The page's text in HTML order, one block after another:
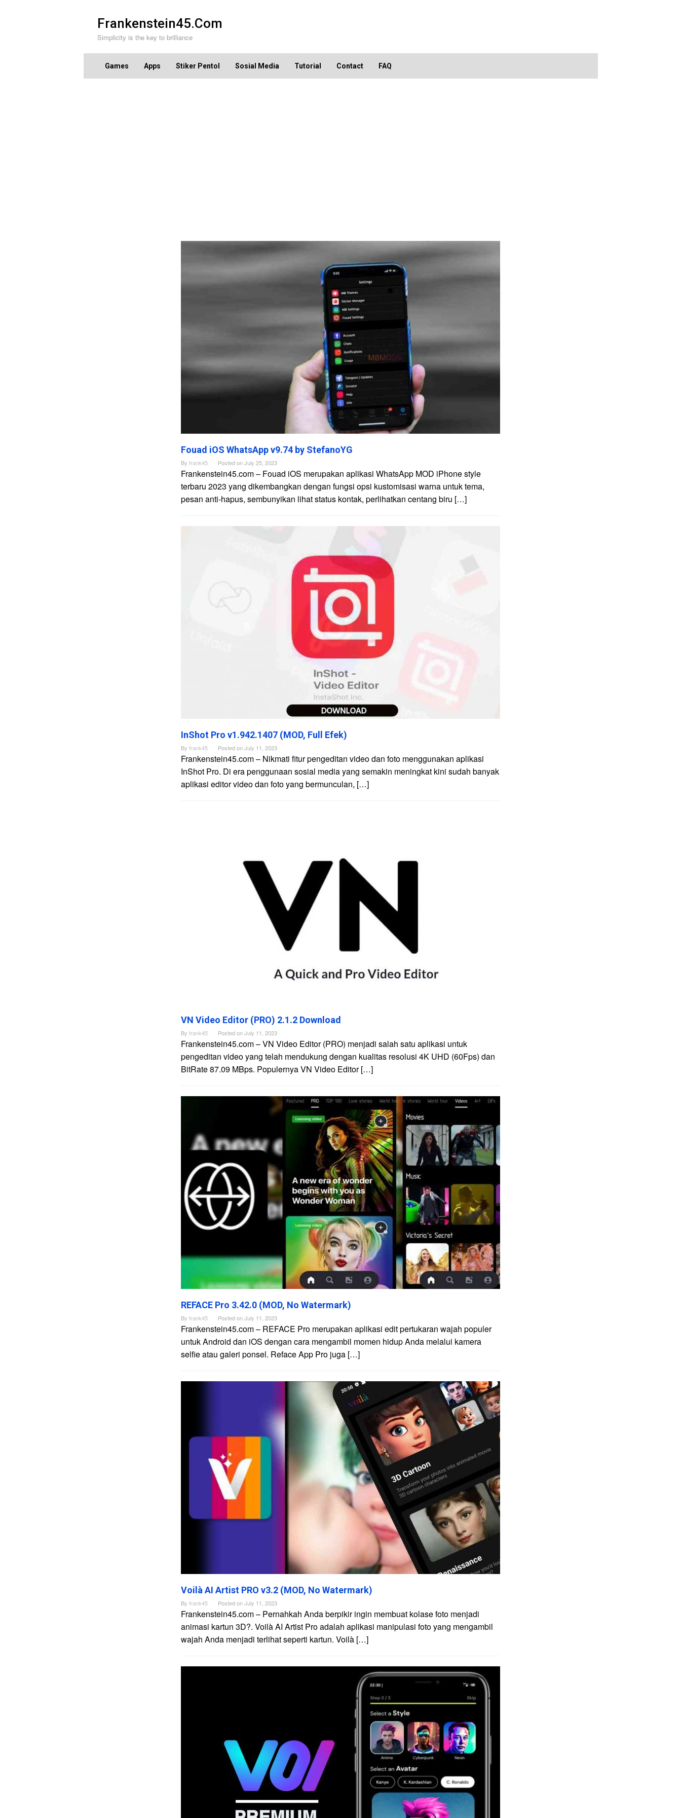
content
Frankenstein45.Com
Simplicity is the key to brilliance
Games Apps Stiker Pentol Sosial Media Tutorial Contact FAQ
Frankenstein45.Com
Fouad iOS WhatsApp v9.74 by StefanoYG
By frank45 Posted onJuly 25, 2023
Frankenstein45.com – Fouad iOS merupakan aplikasi WhatsApp MOD iPhone style
terbaru 2023 yang dikembangkan dengan fungsi opsi kustomisasi warna untuk tema,
pesan anti-hapus, sembunyikan lihat status kontak, perlihatkan centang biru […]
InShot Pro v1.942.1407 (MOD, Full Efek)
By frank45 Posted onJuly 11, 2023
Frankenstein45.com – Nikmati fitur pengeditan video dan foto menggunakan aplikasi
InShot Pro. Di era penggunaan sosial media yang semakin meningkat kini sudah banyak
aplikasi editor video dan foto yang bermunculan, […]
VN Video Editor (PRO) 2.1.2 Download
By frank45 Posted onJuly 11, 2023
Frankenstein45.com – VN Video Editor (PRO) menjadi salah satu aplikasi untuk
pengeditan video yang telah mendukung dengan kualitas resolusi 4K UHD (60Fps) dan
BitRate 87.09 MBps. Populernya VN Video Editor […]
REFACE Pro 3.42.0 (MOD, No Watermark)
By frank45 Posted onJuly 11, 2023
Frankenstein45.com – REFACE Pro merupakan aplikasi edit pertukaran wajah populer
untuk Android dan iOS dengan cara mengambil momen hidup Anda melalui kamera
selfie atau galeri ponsel. Reface App Pro juga […]
Voilà AI Artist PRO v3.2 (MOD, No Watermark)
By frank45 Posted onJuly 11, 2023
Frankenstein45.com – Pernahkah Anda berpikir ingin membuat kolase foto menjadi
animasi kartun 3D?. Voilà AI Artist Pro adalah aplikasi manipulasi foto yang mengambil
wajah Anda menjadi terlihat seperti kartun. Voilà […]